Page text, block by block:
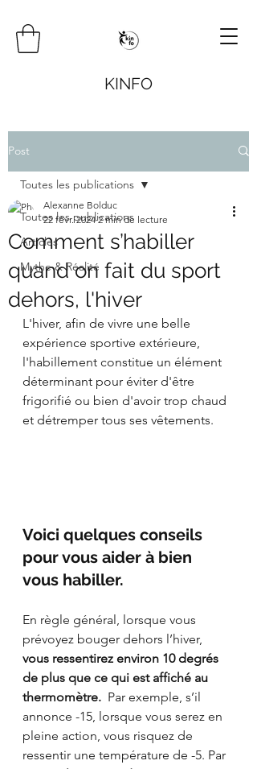
KINFO
Post
Toutes les publications
Articles
Mythe & Réalité
Toutes les publications
Comment s’habiller
quand on fait du sport
dehors, l'hiver
Alexanne Bolduc
22 févr. 2024 2 min de lecture
L'hiver, afin de vivre une belle
expérience sportive extérieure,
l'habillement constitue un élément
déterminant pour éviter d'être
frigorifié ou bien d'avoir trop chaud
et détremper tous ses vêtements.
Voici quelques conseils
pour vous aider à bien
vous habiller.
En règle général, lorsque vous
prévoyez bouger dehors l’hiver,
vous ressentirez environ 10 degrés
de plus que ce qui est affiché au
thermomètre.
  Par exemple, s’il
annonce -15, lorsque vous serez en
pleine action, vous risquez de
ressentir une température de -5. Par